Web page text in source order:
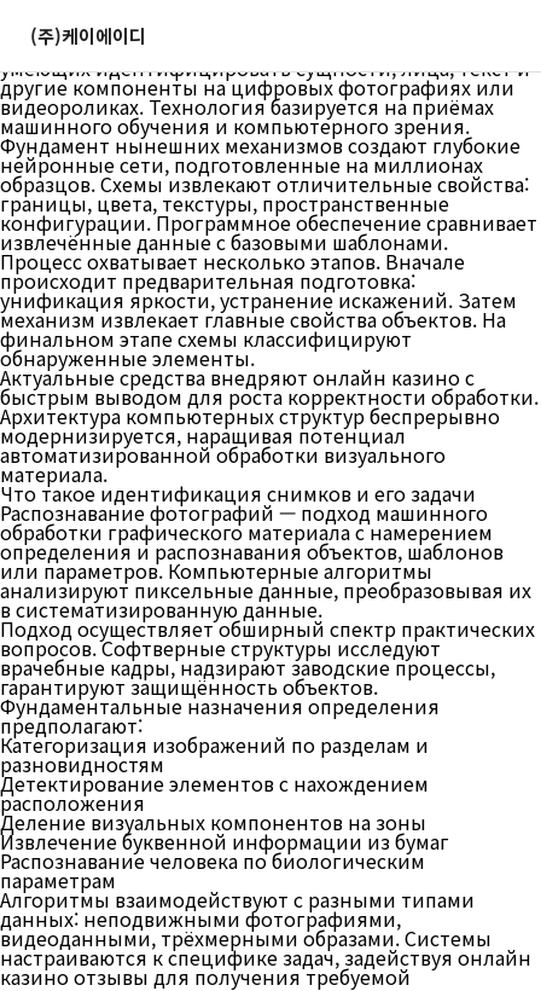
(주)케이에이디
Механизмы опознавания снимков являют собой
комплекс процедур и софтверных разработок,
умеющих идентифицировать сущности, лица, текст и
другие компоненты на цифровых фотографиях или
видеороликах. Технология базируется на приёмах
машинного обучения и компьютерного зрения.
Фундамент нынешних механизмов создают глубокие
нейронные сети, подготовленные на миллионах
образцов. Схемы извлекают отличительные свойства:
границы, цвета, текстуры, пространственные
конфигурации. Программное обеспечение сравнивает
извлечённые данные с базовыми шаблонами.
Процесс охватывает несколько этапов. Вначале
происходит предварительная подготовка:
унификация яркости, устранение искажений. Затем
механизм извлекает главные свойства объектов. На
финальном этапе схемы классифицируют
обнаруженные элементы.
Актуальные средства внедряют онлайн казино с
быстрым выводом для роста корректности обработки.
Архитектура компьютерных структур беспрерывно
модернизируется, наращивая потенциал
автоматизированной обработки визуального
материала.
Что такое идентификация снимков и его задачи
Распознавание фотографий — подход машинного
обработки графического материала с намерением
определения и распознавания объектов, шаблонов
или параметров. Компьютерные алгоритмы
анализируют пиксельные данные, преобразовывая их
в систематизированную данные.
Подход осуществляет обширный спектр практических
вопросов. Софтверные структуры исследуют
врачебные кадры, надзирают заводские процессы,
гарантируют защищённость объектов.
Фундаментальные назначения определения
предполагают:
Категоризация изображений по разделам и
разновидностям
Детектирование элементов с нахождением
расположения
Деление визуальных компонентов на зоны
Извлечение буквенной информации из бумаг
Распознавание человека по биологическим
параметрам
Алгоритмы взаимодействуют с разными типами
данных: неподвижными фотографиями,
видеоданными, трёхмерными образами. Системы
настраиваются к специфике задач, задействуя онлайн
казино отзывы для получения требуемой